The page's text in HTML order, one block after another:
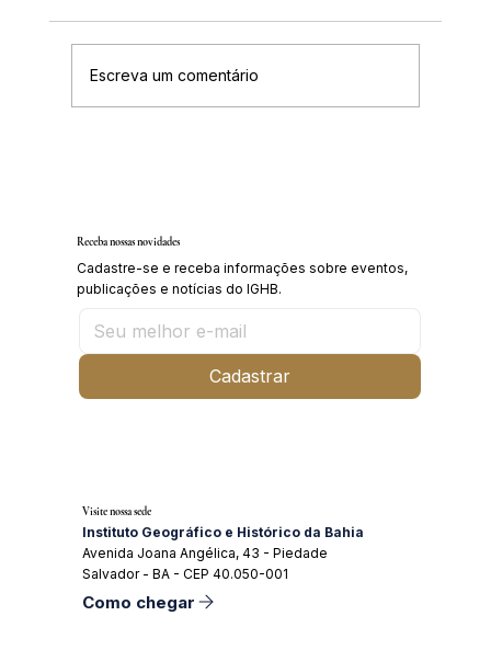
Escreva um comentário
Receba nossas novidades
Cadastre-se e receba informações sobre eventos,
publicações e notícias do IGHB.
Cadastrar
Visite nossa sede
Instituto Geográfico e Histórico da Bahia
Avenida Joana Angélica, 43 - Piedade
Salvador - BA - CEP 40.050-001
Como chegar